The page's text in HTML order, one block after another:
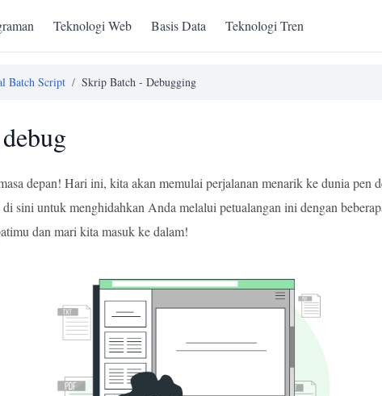
Teknologi Web Basis Data Teknologi Tren
Batch Script / Skrip Batch - Debugging
depan! Hari ini, kita akan memulai perjalanan menarik ke dunia pen
sini untuk menghidahkan Anda melalui petualangan ini dengan
dan mari kita masuk ke dalam!